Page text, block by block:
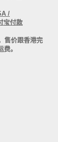
/
宝付款
售价跟香港完
费。